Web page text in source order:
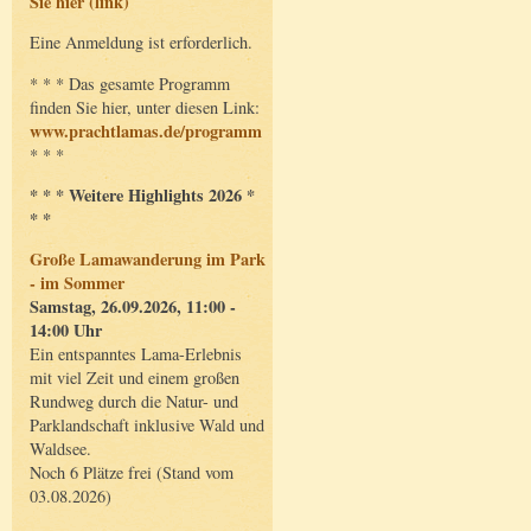
Eine Anmeldung ist erforderlich.
* * * Das gesamte Programm
finden Sie hier, unter diesen Link:
www.prachtlamas.de/programm
* * *
* * * Weitere Highlights 2026 *
* *
Große Lamawanderung im Park
- im Sommer
Samstag, 26.09.2026, 11:00 -
14:00 Uhr
Ein entspanntes Lama-Erlebnis
mit viel Zeit und einem großen
Rundweg durch die Natur- und
Parklandschaft inklusive Wald und
Waldsee.
Noch 6 Plätze frei (Stand vom
03.08.2026)